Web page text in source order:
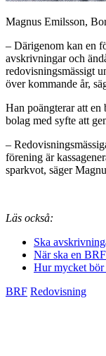
Magnus Emilsson,
– Därigenom kan en
avskrivningar och
redovisningsmässigt
över kommande år,
Han poängterar att en
bolag med syfte att
–
förening är
sparkvot, säger
Läs också:
Ska
När ska en
Hur mycket bör
BRF Redovisning